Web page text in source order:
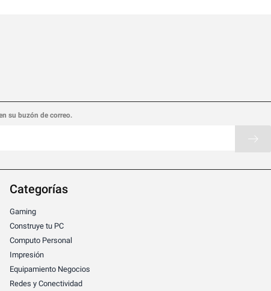
su buzón de correo.
Categorías
Gaming
Construye tu PC
Computo Personal
Impresión
Equipamiento Negocios
Redes y Conectividad